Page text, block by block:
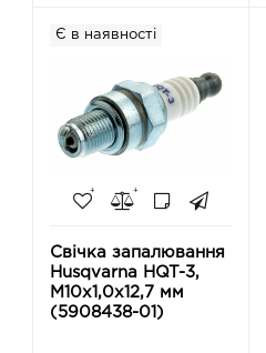
Є в наявності
Свічка запалювання
Husqvarna HQT-3,
M10х1,0х12,7 мм
(5908438-01)